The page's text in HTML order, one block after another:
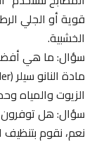
قوية أو الجلي
الخشبية.
سؤال: ما هي أفضل
الزيوت والمياه
سؤال: هل توفرون
نعم، نقوم بتنظيف